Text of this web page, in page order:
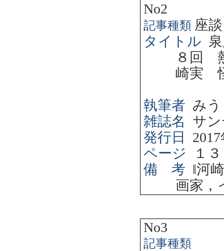
No2
記事種類 座談
タイトル
８回
崎実
執筆者 み
雑誌名
サ
発行日
2017
ページ
１
備 考 ‖河
画家，
No3
記事種類